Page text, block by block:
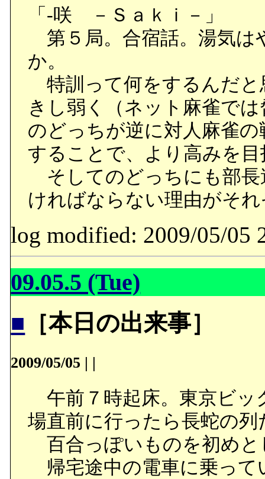
「-咲 －Ｓａｋｉ－」
第５局。合宿話。湯気は
か。
特訓って何をするんだと
きし弱く（ネット麻雀で
のどっちが逆に対人麻雀
することで、より高みを
そしてのどっちにも部長
ければならない理由がそ
log modified: 2009/05/05
09.05.5 (Tue)
■ ［本日の出来事］
2009/05/05 | |
午前７時起床。東京ビッ
場直前に行ったら長蛇の
百合っぽいものを初め
帰宅途中の電車に乗って